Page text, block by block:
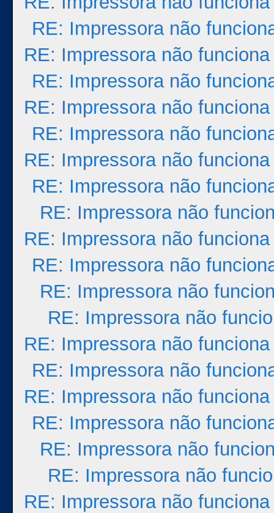
RE: Impressora não
RE: Impressora não funciona
RE: Impressora não
RE: Impressora não funciona
RE: Impressora não
RE: Impressora não funciona
RE: Impressora não
RE: Impressora não
RE: Impressora não funciona
RE: Impressora não
RE: Impressora não
RE: Impressora não
RE: Impressora não funciona
RE: Impressora não
RE: Impressora não funciona
RE: Impressora não
RE: Impressora não
RE: Impressora não
RE: Impressora não funciona